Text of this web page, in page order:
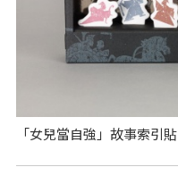
「女兒當自強」故事索引貼